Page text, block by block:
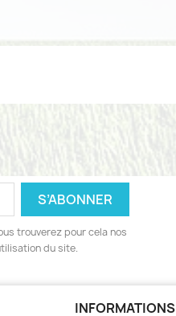
trouverez pour cela nos
du site.
INFORMATIONS